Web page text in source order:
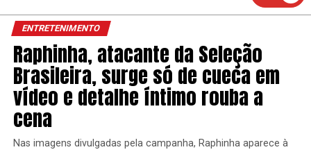
ENTRETENIMENTO
Raphinha, atacante da Seleção
Brasileira, surge só de cueca em
vídeo e detalhe íntimo rouba a
cena
Nas imagens divulgadas pela campanha, Raphinha aparece à